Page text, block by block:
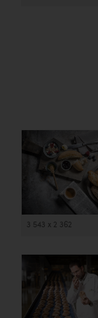
3 543 x 2 362